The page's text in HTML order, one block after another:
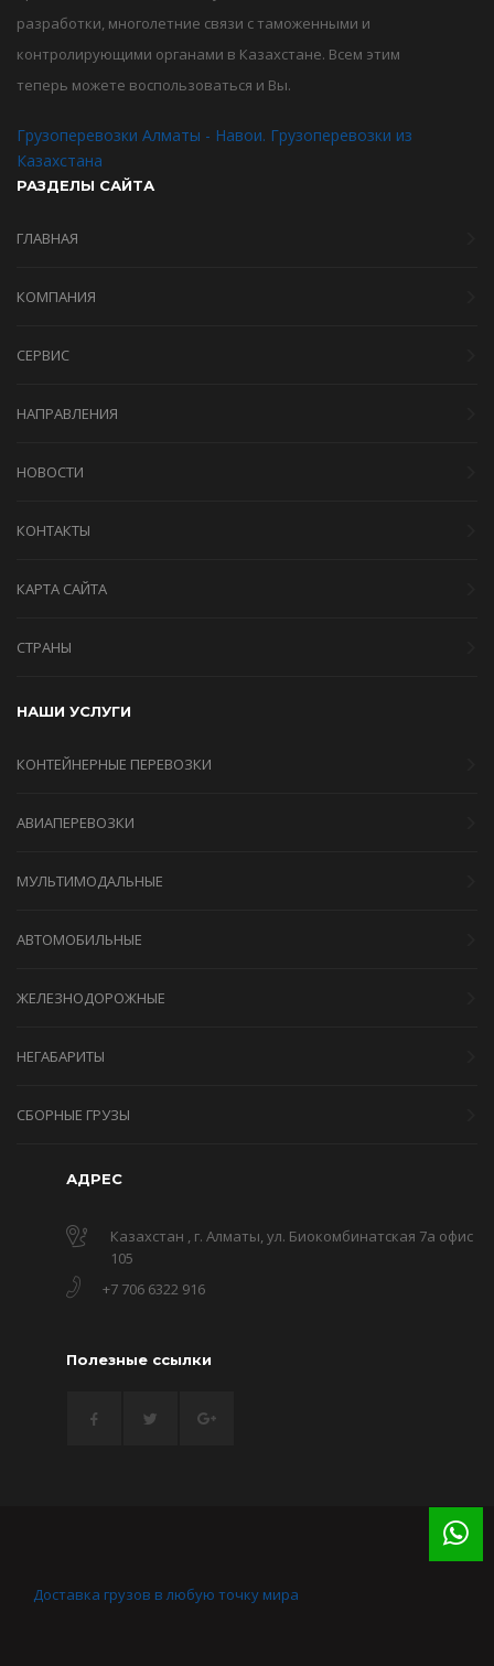
разработки, многолетние связи с таможенными и
контролирующими органами в Казахстане. Всем этим
теперь можете воспользоваться и Вы.
Грузоперевозки Алматы - Навои. Грузоперевозки из
Казахстана
РАЗДЕЛЫ САЙТА
ГЛАВНАЯ
КОМПАНИЯ
СЕРВИС
НАПРАВЛЕНИЯ
НОВОСТИ
КОНТАКТЫ
КАРТА САЙТА
СТРАНЫ
НАШИ УСЛУГИ
КОНТЕЙНЕРНЫЕ ПЕРЕВОЗКИ
АВИАПЕРЕВОЗКИ
МУЛЬТИМОДАЛЬНЫЕ
АВТОМОБИЛЬНЫЕ
ЖЕЛЕЗНОДОРОЖНЫЕ
НЕГАБАРИТЫ
СБОРНЫЕ ГРУЗЫ
АДРЕС
Казахстан , г. Алматы, ул. Биокомбинатская 7а офис
105
+7 706 6322 916
Полезные ссылки
Доставка грузов в любую точку мира